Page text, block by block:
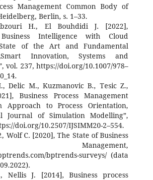
Management Common Body of
Berlin, s. 1–33.
H., El Bouhdidi J. [2022],
Intelligence with Cloud
of the Art and Fundamental
Innovation, Systems and
vol. 237, https://doi.org/10.1007/978–
Delic M., Kuzmanovic B., Tesic Z.,
Business Process Management
Approach to Process Orientation,
Journal of Simulation Modelling”,
doi.org/10.2507/IJSIMM20-2–554.
Wolf C. [2020], The State of Business
Management,
bptrends-surveys/ (data
Nellis J. [2014], Business process